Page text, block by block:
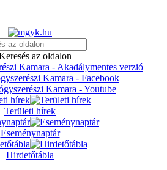
Területi hírek
Eseménynaptár
Hirdetőtábla